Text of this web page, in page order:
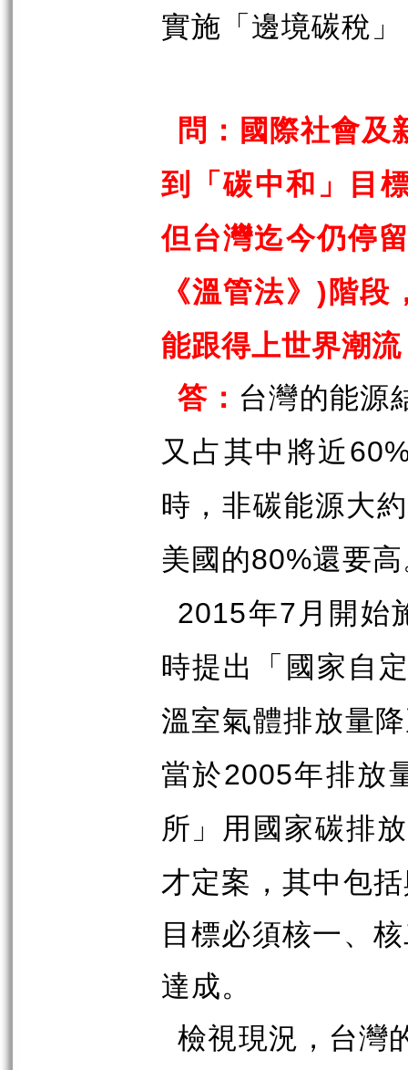
實施「邊境碳稅
問：國際社會及
到「碳中和」目
但台灣迄今仍停
《溫管法》 )階段
能跟得上世界潮
答： 台灣的能源
又占其中將近
時，非碳能源大
美國的80%還要
2015年7 月開始
時提出「國家自
溫室氣體排放量
當於2005年排放
所」用國家碳排
才定案，其中包
目標必須核一、
達成。
檢視現況，台灣